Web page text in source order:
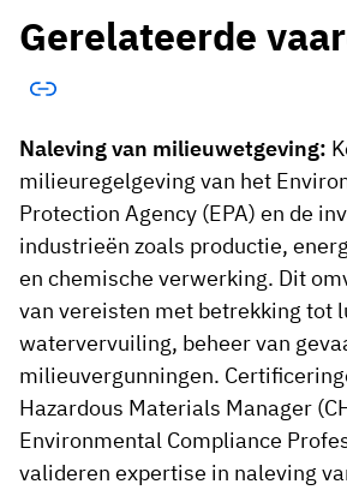
Gerelateerde
Naleving van milieuwetgeving:
milieuregelgeving van het
Protection Agency (EPA) en de
industrieën zoals productie,
en chemische verwerking. Dit
van vereisten met betrekking tot
watervervuiling, beheer van
milieuvergunningen.
Hazardous Materials Manager
Environmental Compliance
valideren expertise in naleving